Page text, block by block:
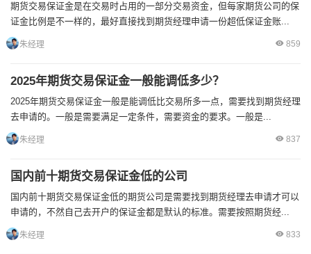
期货交易保证金是在交易时占用的一部分交易资金，但每家期货公司的保
证金比例是不一样的，最好直接找到期货经理申请一份超低保证金账...
朱经理 859
2025年期货交易保证金一般能调低多少？
2025年期货交易保证金一般是能调低比交易所多一点，需要找到期货经理
去申请的。一般是需要满足一定条件，需要资金的要求。一般是...
朱经理 837
国内前十期货交易保证金低的公司
国内前十期货交易保证金低的期货公司是需要找到期货经理去申请才可以
申请的，不然自己去开户的保证金都是默认的标准。需要按照期货经...
朱经理 833